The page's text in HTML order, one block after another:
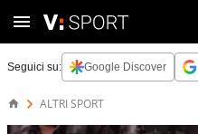
Seguici su: Google Discover
ALTRI SPORT